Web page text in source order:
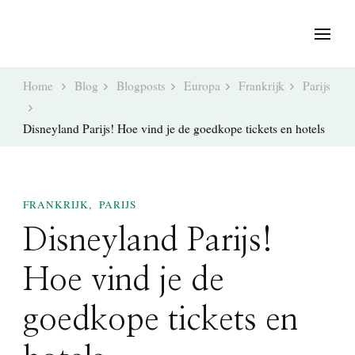
Home Blog Blogposts Europa Frankrijk Parijs
Disneyland Parijs! Hoe vind je de goedkope tickets en hotels
FRANKRIJK PARIJS
Disneyland Parijs!
Hoe vind je de
goedkope tickets en